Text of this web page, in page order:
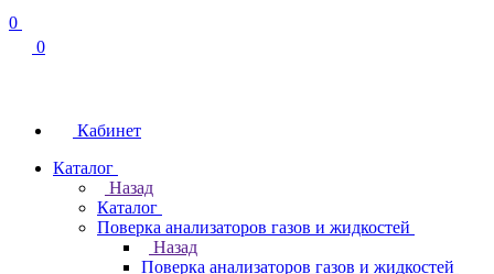
0
0
Кабинет
Каталог
Назад
Каталог
Поверка анализаторов газов и жидкостей
Назад
Поверка анализаторов газов и жидкостей